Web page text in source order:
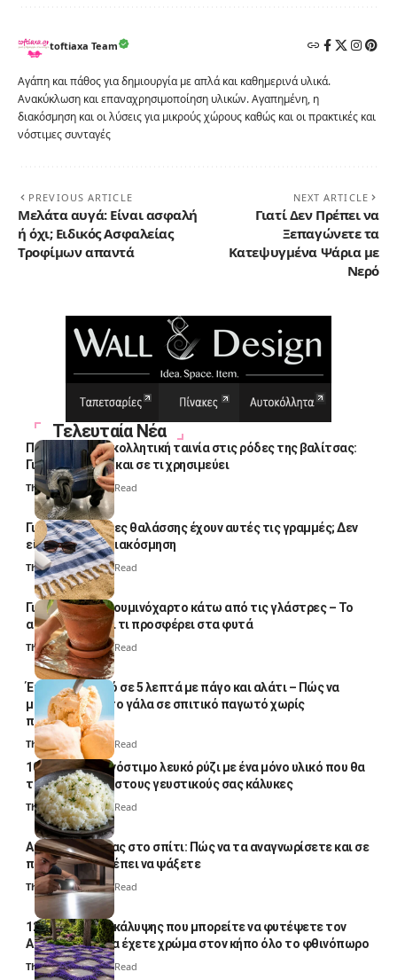
toftiaxa Team
Αγάπη και πάθος για δημιουργία με απλά και καθημερινά υλικά.
Ανακύκλωση και επαναχρησιμοποίηση υλικών. Αγαπημένη, η
διακόσμηση και οι λύσεις για μικρούς χώρους καθώς και οι πρακτικές και
νόστιμες συνταγές
PREVIOUS ARTICLE
Μελάτα αυγά: Είναι ασφαλή
ή όχι; Ειδικός Ασφαλείας
Τροφίμων απαντά
NEXT ARTICLE
Γιατί Δεν Πρέπει να
Ξεπαγώνετε τα
Κατεψυγμένα Ψάρια με
Νερό
Τελευταία Νέα
Πολλοί βάζουν κολλητική ταινία στις ρόδες της βαλίτσας:
Γιατί το κάνουν και σε τι χρησιμεύει
Thali Ombre4 Min Read
Γιατί οι πετσέτες θαλάσσης έχουν αυτές τις γραμμές; Δεν
είναι μόνο για διακόσμηση
Thali Ombre5 Min Read
Γιατί βάζουν αλουμινόχαρτο κάτω από τις γλάστρες – Το
απλό κόλπο και τι προσφέρει στα φυτά
Thali Ombre4 Min Read
Έτοιμο παγωτό σε 5 λεπτά με πάγο και αλάτι – Πώς να
μετατρέψετε το γάλα σε σπιτικό παγωτό χωρίς
παγωτομηχανή
Thali Ombre 4 Min Read
10 φορές ποιο νόστιμο λευκό ρύζι με ένα μόνο υλικό που θα
το απογειώσει στους γευστικούς σας κάλυκες
Thali Ombre4 Min Read
Αυγά κατσαρίδας στο σπίτι: Πώς να τα αναγνωρίσετε και σε
ποια σημεία πρέπει να ψάξετε
Thali Ombre4 Min Read
12 φυτά εδαφοκάλυψης που μπορείτε να φυτέψετε τον
Αύγουστο για να έχετε χρώμα στον κήπο όλο το φθινόπωρο
Thali Ombre7 Min Read